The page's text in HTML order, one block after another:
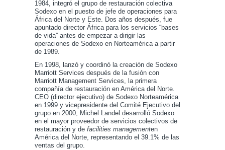
1984, integró el grupo de restauración colectiva
Sodexo en el puesto de jefe de operaciones para
África del Norte y Este. Dos años después, fue
apuntado director África para los servicios “bases
de vida” antes de empezar a dirigir las
operaciones de Sodexo en Norteamérica a partir
de 1989.
En 1998, lanzó y coordinó la creación de Sodexo
Marriott Services después de la fusión con
Marriott Management Services, la primera
compañía de restauración en América del Norte.
CEO (director ejecutivo) de Sodexo Norteamérica
en 1999 y vicepresidente del Comité Ejecutivo del
grupo en 2000, Michel Landel desarrolló Sodexo
en el mayor proveedor de servicios colectivos de
restauración y de facilities managementen
América del Norte, representando el 39.1% de las
ventas del grupo.